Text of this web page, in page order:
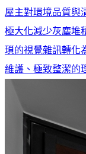
屋主對環境品質與
極大化減少灰塵堆
瑣的視覺雜訊轉化
維護、極致整潔的